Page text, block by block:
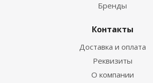
Бренды
Контакты
Доставка и оплата
Реквизиты
О компании